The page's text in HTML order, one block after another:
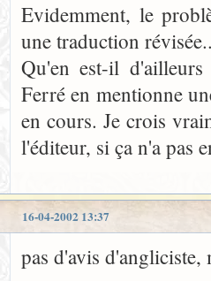
Evidemment, le
une traduction
Qu'en est-il
Ferré en mentionne
en cours. Je crois
l'éditeur, si ça n'a pas
16-04-2002 13:37
pas d'avis d'angliciste,